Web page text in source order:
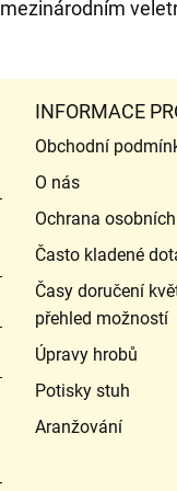
mezinárodním
INFORMACE
Obchodní
O nás
Ochrana
Často kladené
Časy doručení
přehled možností
Úpravy hrobů
Potisky stuh
Aranžování